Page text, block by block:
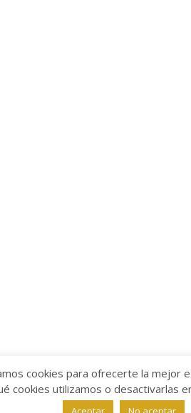
Aviso legal/Política de
cookies para ofrecerte la mejor
cookies utilizamos o desactivarlas